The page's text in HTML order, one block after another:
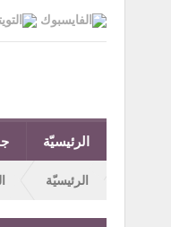
الرئيسيّة
الرئيسيّة